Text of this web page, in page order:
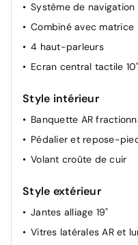
Allumage automatique
Commutation
croisement
Système de navigation
Combiné avec matrice
4 haut-parleurs
Ecran central tactile 10"
Style intérieur
Banquette AR
Pédalier et repose-
Volant croûte de cuir
Style extérieur
Jantes alliage 19"
Vitres latérales AR et